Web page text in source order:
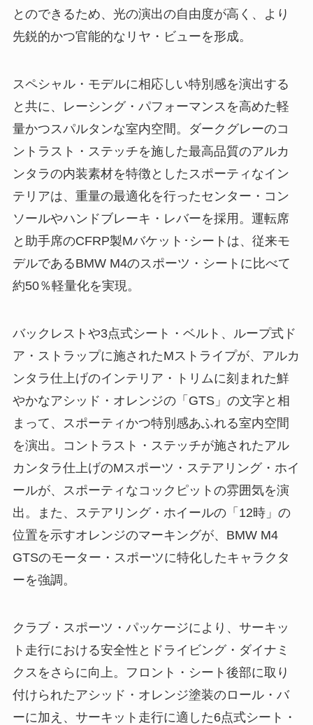
とのできるため、光の演出の自由度が高く、より
先鋭的かつ官能的なリヤ・ビューを形成。
スペシャル・モデルに相応しい特別感を演出する
と共に、レーシング・パフォーマンスを高めた軽
量かつスパルタンな室内空間。ダークグレーのコ
ントラスト・ステッチを施した最高品質のアルカ
ンタラの内装素材を特徴としたスポーティなイン
テリアは、重量の最適化を行ったセンター・コン
ソールやハンドブレーキ・レバーを採用。運転席
と助手席のCFRP製Mバケット･シートは、従来モ
デルであるBMW M4のスポーツ・シートに比べて
約50％軽量化を実現。
バックレストや3点式シート・ベルト、ループ式ド
ア・ストラップに施されたMストライプが、アルカ
ンタラ仕上げのインテリア・トリムに刻まれた鮮
やかなアシッド・オレンジの「GTS」の文字と相
まって、スポーティかつ特別感あふれる室内空間
を演出。コントラスト・ステッチが施されたアル
カンタラ仕上げのMスポーツ・ステアリング・ホイ
ールが、スポーティなコックピットの雰囲気を演
出。また、ステアリング・ホイールの「12時」の
位置を示すオレンジのマーキングが、BMW M4
GTSのモーター・スポーツに特化したキャラクタ
ーを強調。
クラブ・スポーツ・パッケージにより、サーキッ
ト走行における安全性とドライビング・ダイナミ
クスをさらに向上。フロント・シート後部に取り
付けられたアシッド・オレンジ塗装のロール・バ
ーに加え、サーキット走行に適した6点式シート・